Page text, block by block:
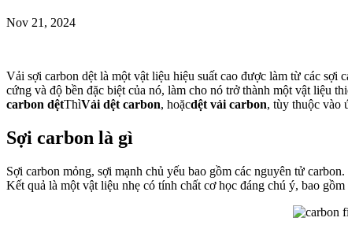
Nov 21, 2024
Vải sợi carbon dệt là một vật liệu hiệu suất cao được làm từ các
cứng và độ bền đặc biệt của nó, làm cho nó trở thành một vật liệu
carbon dệtThìVải dệt carbon, hoặcdệt vải carbon, tùy thuộc vào
Sợi carbon là gì
Sợi carbon mỏng, sợi mạnh chủ yếu bao gồm các nguyên tử
Kết quả là một vật liệu nhẹ có tính chất cơ học đáng chú ý, bao